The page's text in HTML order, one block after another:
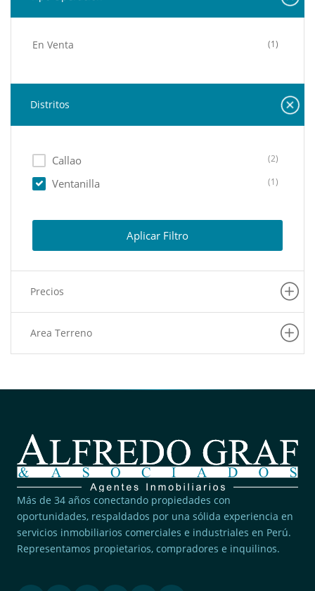
En Venta (1)
Distritos
Callao (2)
Ventanilla (1)
Aplicar Filtro
Precios
Area Terreno
Más de 34 años conectando propiedades con
oportunidades, respaldados por una sólida experiencia en
servicios inmobiliarios comerciales e industriales en Perú.
Representamos propietarios, compradores e inquilinos.